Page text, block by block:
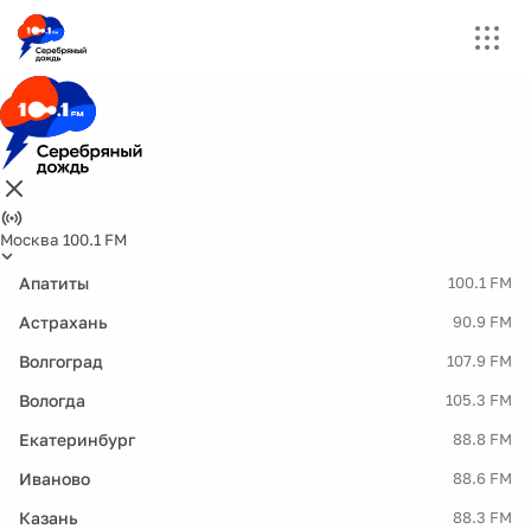
Москва 100.1 FM
Апатиты 100.1 FM
Астрахань 90.9 FM
Волгоград 107.9 FM
Вологда 105.3 FM
Екатеринбург 88.8 FM
Иваново 88.6 FM
Казань 88.3 FM